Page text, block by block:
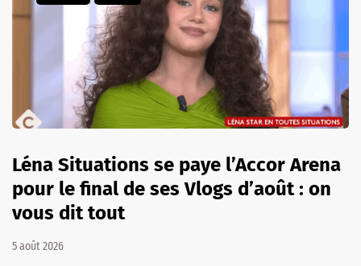
Léna Situations se paye l’Accor Arena
pour le final de ses Vlogs d’août : on
vous dit tout
5 août 2026